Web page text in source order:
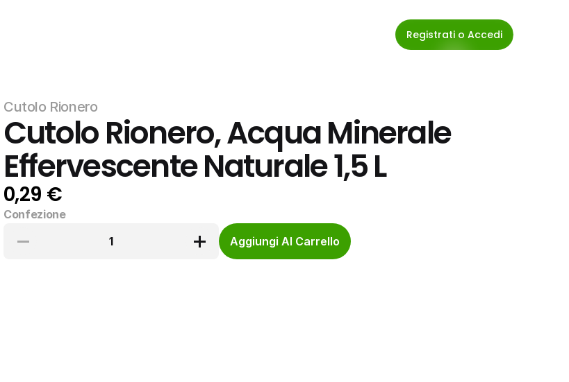
Registrati o Accedi
Cutolo Rionero
Cutolo Rionero, Acqua Minerale
Effervescente Naturale 1,5 L
0,29 €
Confezione
1
Aggiungi Al Carrello